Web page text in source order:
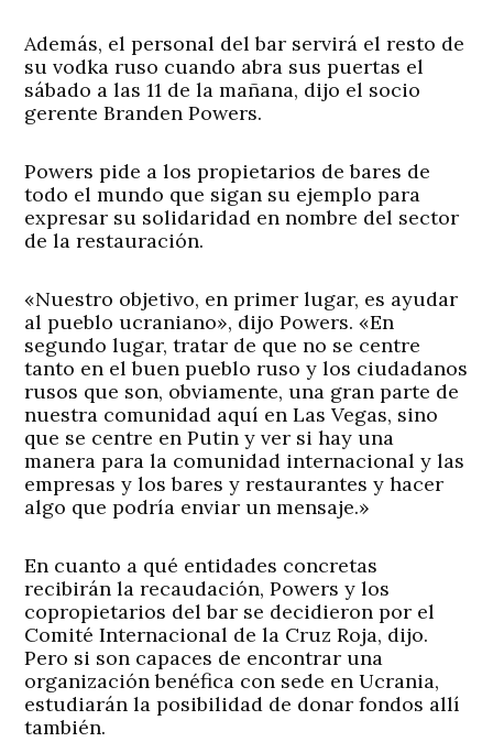
Además, el personal del bar servirá el resto de
su vodka ruso cuando abra sus puertas el
sábado a las 11 de la mañana, dijo el socio
gerente Branden Powers.
Powers pide a los propietarios de bares de
todo el mundo que sigan su ejemplo para
expresar su solidaridad en nombre del sector
de la restauración.
«Nuestro objetivo, en primer lugar, es ayudar
al pueblo ucraniano», dijo Powers. «En
segundo lugar, tratar de que no se centre
tanto en el buen pueblo ruso y los ciudadanos
rusos que son, obviamente, una gran parte de
nuestra comunidad aquí en Las Vegas, sino
que se centre en Putin y ver si hay una
manera para la comunidad internacional y las
empresas y los bares y restaurantes y hacer
algo que podría enviar un mensaje.»
En cuanto a qué entidades concretas
recibirán la recaudación, Powers y los
copropietarios del bar se decidieron por el
Comité Internacional de la Cruz Roja, dijo.
Pero si son capaces de encontrar una
organización benéfica con sede en Ucrania,
estudiarán la posibilidad de donar fondos allí
también.